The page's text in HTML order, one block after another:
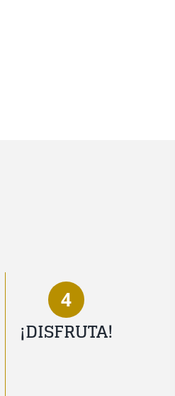
4
¡DISFRUTA!